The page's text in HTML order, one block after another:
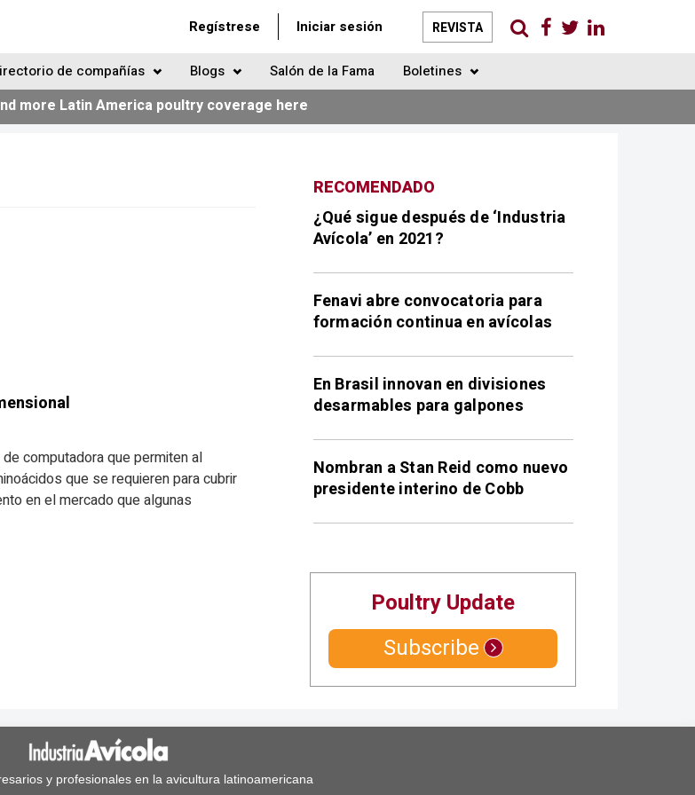
REVISTA
Regístrese Iniciar sesión
de compañías Blogs Salón de la Fama Boletines
more Latin America poultry coverage here
computadora que permiten al
que se requieren para cubrir
en el mercado que algunas
RECOMENDADO
¿Qué sigue después de ‘Industria
Avícola’ en 2021?
Fenavi abre convocatoria para
formación continua en avícolas
En Brasil innovan en divisiones
desarmables para galpones
Nombran a Stan Reid como nuevo
presidente interino de Cobb
Poultry Update
Subscribe
y profesionales en la avicultura latinoamericana